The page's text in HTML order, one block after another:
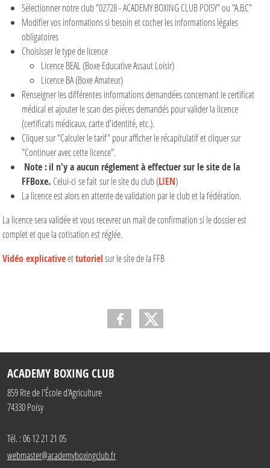
Sélectionner notre club "02728 - ACADEMY BOXING CLUB POISY" ou "A.B.C"
Modifier vos informations si besoin et cocher les informations légales
obligatoires
Choisisser le type de licence
Licence BEAL (Boxe Educative Assaut Loisir)
Licence BA (Boxe Amateur)
Renseigner les différentes informations demandées concernant le certificat
médical et ajouter le scan des piéces demandés pour valider la licence
(certificats médicaux, carte d'identité, etc.).
Cliquer sur "Calculer le tarif" pour afficher le récapitulatif et cliquer sur
"Continuer avec cette licence".
Note :il n'y a aucun réglement à effectuer sur le site de la
FFBoxe. Celui-ci se faitsur le site du club (LIEN)
La licence est alors en attente de validation par le club et la fédération.
La licence sera validée et vous recevrez un mail de confirmation si le dossier est
complet et que la cotisation est réglée.
Vidéo explicativeettutorielsur le site de la FFB
ACADEMY BOXING CLUB
859 Rte de l'École d'Agriculture
74330Poisy
Tél. :06 12 21 21 05
webmaster@academyboxingclub.fr